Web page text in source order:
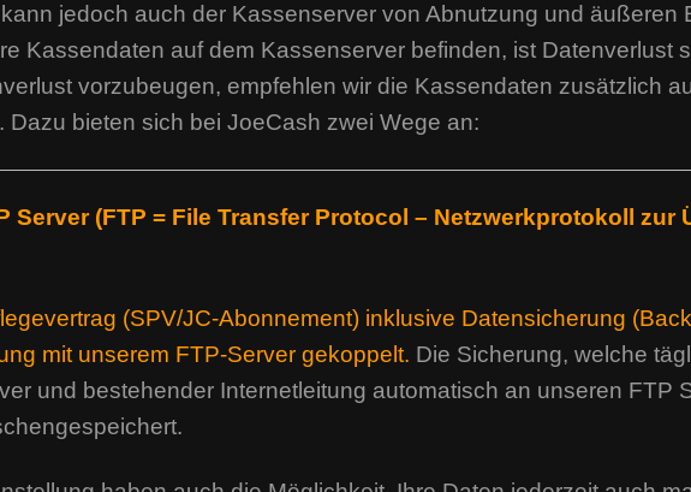
jedoch auch der Kassenserver von Abnutzung und äußeren
Kassendaten auf dem Kassenserver befinden, ist Datenverlust
vorzubeugen, empfehlen wir die Kassendaten zusätzlich
bieten sich bei JoeCash zwei Wege an:
Server (FTP = File Transfer Protocol – Netzwerkprotokoll zur
(SPV/JC-Abonnement) inklusive Datensicherung
mit unserem FTP-Server gekoppelt. Die Sicherung, welche
und bestehender Internetleitung automatisch an unseren FTP